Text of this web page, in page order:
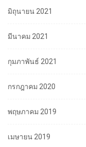
มิถุนายน 2021
มีนาคม 2021
กุมภาพันธ์ 2021
กรกฎาคม 2020
พฤษภาคม 2019
เมษายน 2019